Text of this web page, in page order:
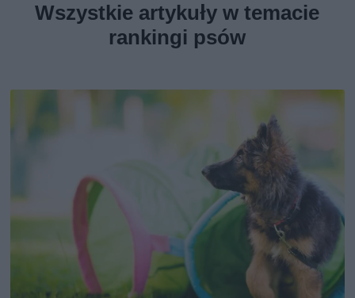
Wszystkie artykuły w temacie
rankingi psów